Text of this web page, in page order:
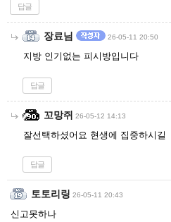
답글
장료님 26-05-11 20:50
지방 인기없는 피시방입니다
답글
꼬망쥐 26-05-12 14:13
잘선택하셨어요 현생에 집중하시길
답글
토토리링 26-05-11 20:43
신고못하나